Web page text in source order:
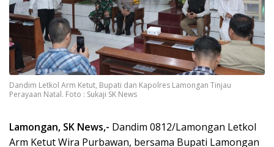
Dandim Letkol Arm Ketut, Bupati dan Kapolres Lamongan Tinjau
Perayaan Natal. Foto : Sukaji SK News
Lamongan, SK News,- Dandim 0812/Lamongan Letkol
Arm Ketut Wira Purbawan, bersama Bupati Lamongan